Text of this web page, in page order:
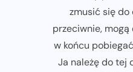
zmusić się do
przeciwnie,
w końcu
Ja należę do tej